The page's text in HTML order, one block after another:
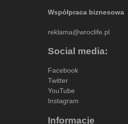
Współpraca biznesowa
reklama@wroclife.pl
Social media:
Facebook
Twitter
YouTube
Instagram
Informacje